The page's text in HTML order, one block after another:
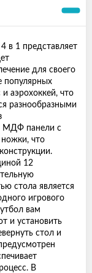
в 1 представляет
для своего
популярных
аэрохоккей, что
разнообразными
МДФ панели с
что
12
стола является
игрового
вам
и установить
стол и
В